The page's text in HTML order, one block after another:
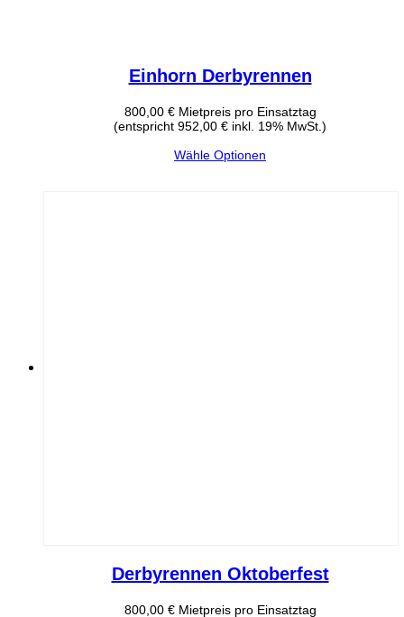
Einhorn Derbyrennen
800,00 €Mietpreis pro Einsatztag
(entspricht 952,00 € inkl. 19% MwSt.)
Wähle Optionen
Derbyrennen Oktoberfest
800,00 €Mietpreis pro Einsatztag